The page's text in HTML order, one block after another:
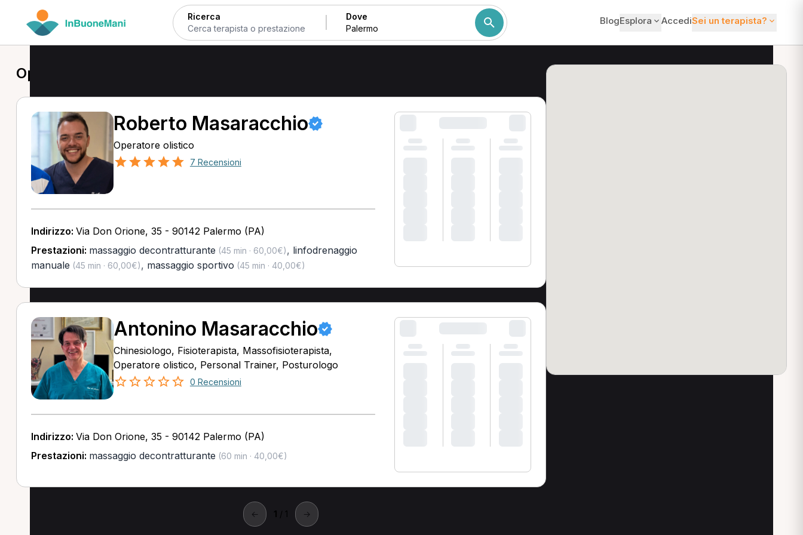
Ricerca Dove BlogEsplora AccediSei un terapista?
Operatore olistico a Palermo
Roberto Masaracchio
Operatore olistico
7 Recensioni
Indirizzo: Via Don Orione, 35 - 90142 Palermo (PA)
Prestazioni: massaggio decontratturante (45 min · 60,00€), linfodrenaggio
manuale (45 min · 60,00€), massaggio sportivo (45 min · 40,00€)
Antonino Masaracchio
Chinesiologo, Fisioterapista, Massofisioterapista,
Operatore olistico, Personal Trainer, Posturologo
0 Recensioni
Indirizzo: Via Don Orione, 35 - 90142 Palermo (PA)
Prestazioni: massaggio decontratturante (60 min · 40,00€)
← 1 / 1 →